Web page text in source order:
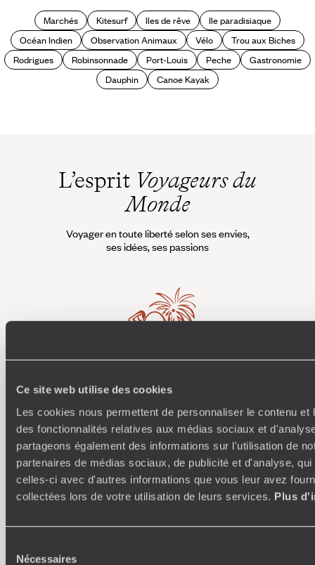
Ce site web utilise des cookies
Les cookies nous permettent de personnaliser le contenu et
des fonctionnalités relatives aux médias sociaux et
partageons également des informations sur l'utilisation de
partenaires de médias sociaux, de publicité et d'analyse,
celles-ci avec d'autres informations que vous leur avez
collectées lors de votre utilisation de leurs services. Plus
Nécessaires
Marchés Kitesurf Iles de rêve
Ile paradisiaque
Océan Indien
Observation Animaux Vélo
Trou aux Biches
Rodrigues
Robinsonnade Port-Louis Peche
Gastronomie
Dauphin
Canoe Kayak
L’esprit Voyageurs du
Monde
Voyager en toute liberté selon ses envies,
ses idées, ses passions
Où je veux
250 conseillers spécialisés par pays et par régions :
Amoureux du beau jamais à court d’idées, ils vous
inspirent et créent un voyage ultra-personnalisé :
étapes, hébergements, ateliers, rencontres…
À